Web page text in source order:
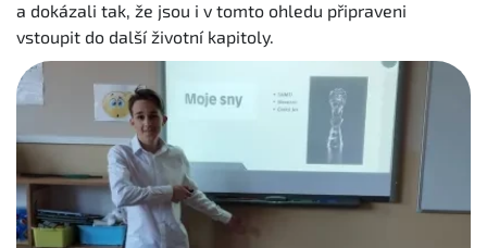
a dokázali tak, že jsou i v tomto ohledu připraveni
vstoupit do další životní kapitoly.